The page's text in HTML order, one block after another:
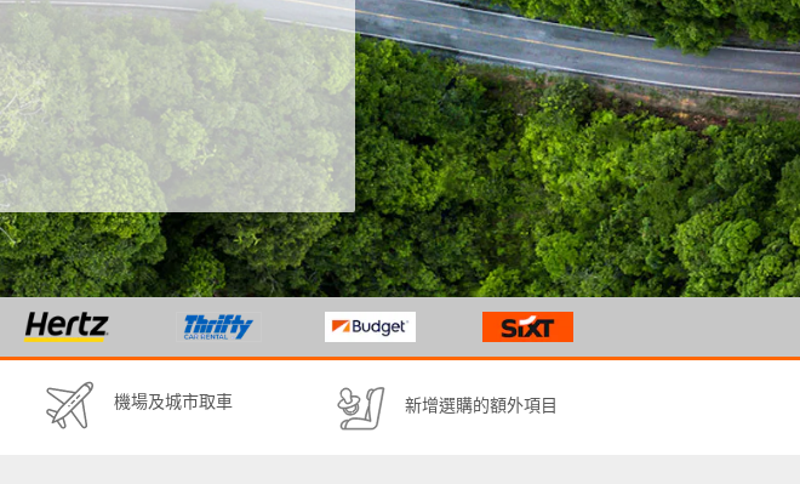
機場及城市取車 新增選購的額外項目